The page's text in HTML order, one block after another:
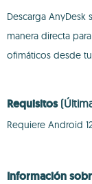
Descarga AnyDesk
manera directa
ofimáticos desde
Requisitos
Requiere Android
Información